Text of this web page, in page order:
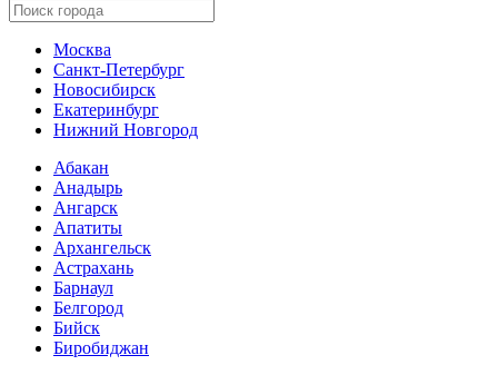
Москва
Санкт-Петербург
Новосибирск
Екатеринбург
Нижний Новгород
Абакан
Анадырь
Ангарск
Апатиты
Архангельск
Астрахань
Барнаул
Белгород
Бийск
Биробиджан